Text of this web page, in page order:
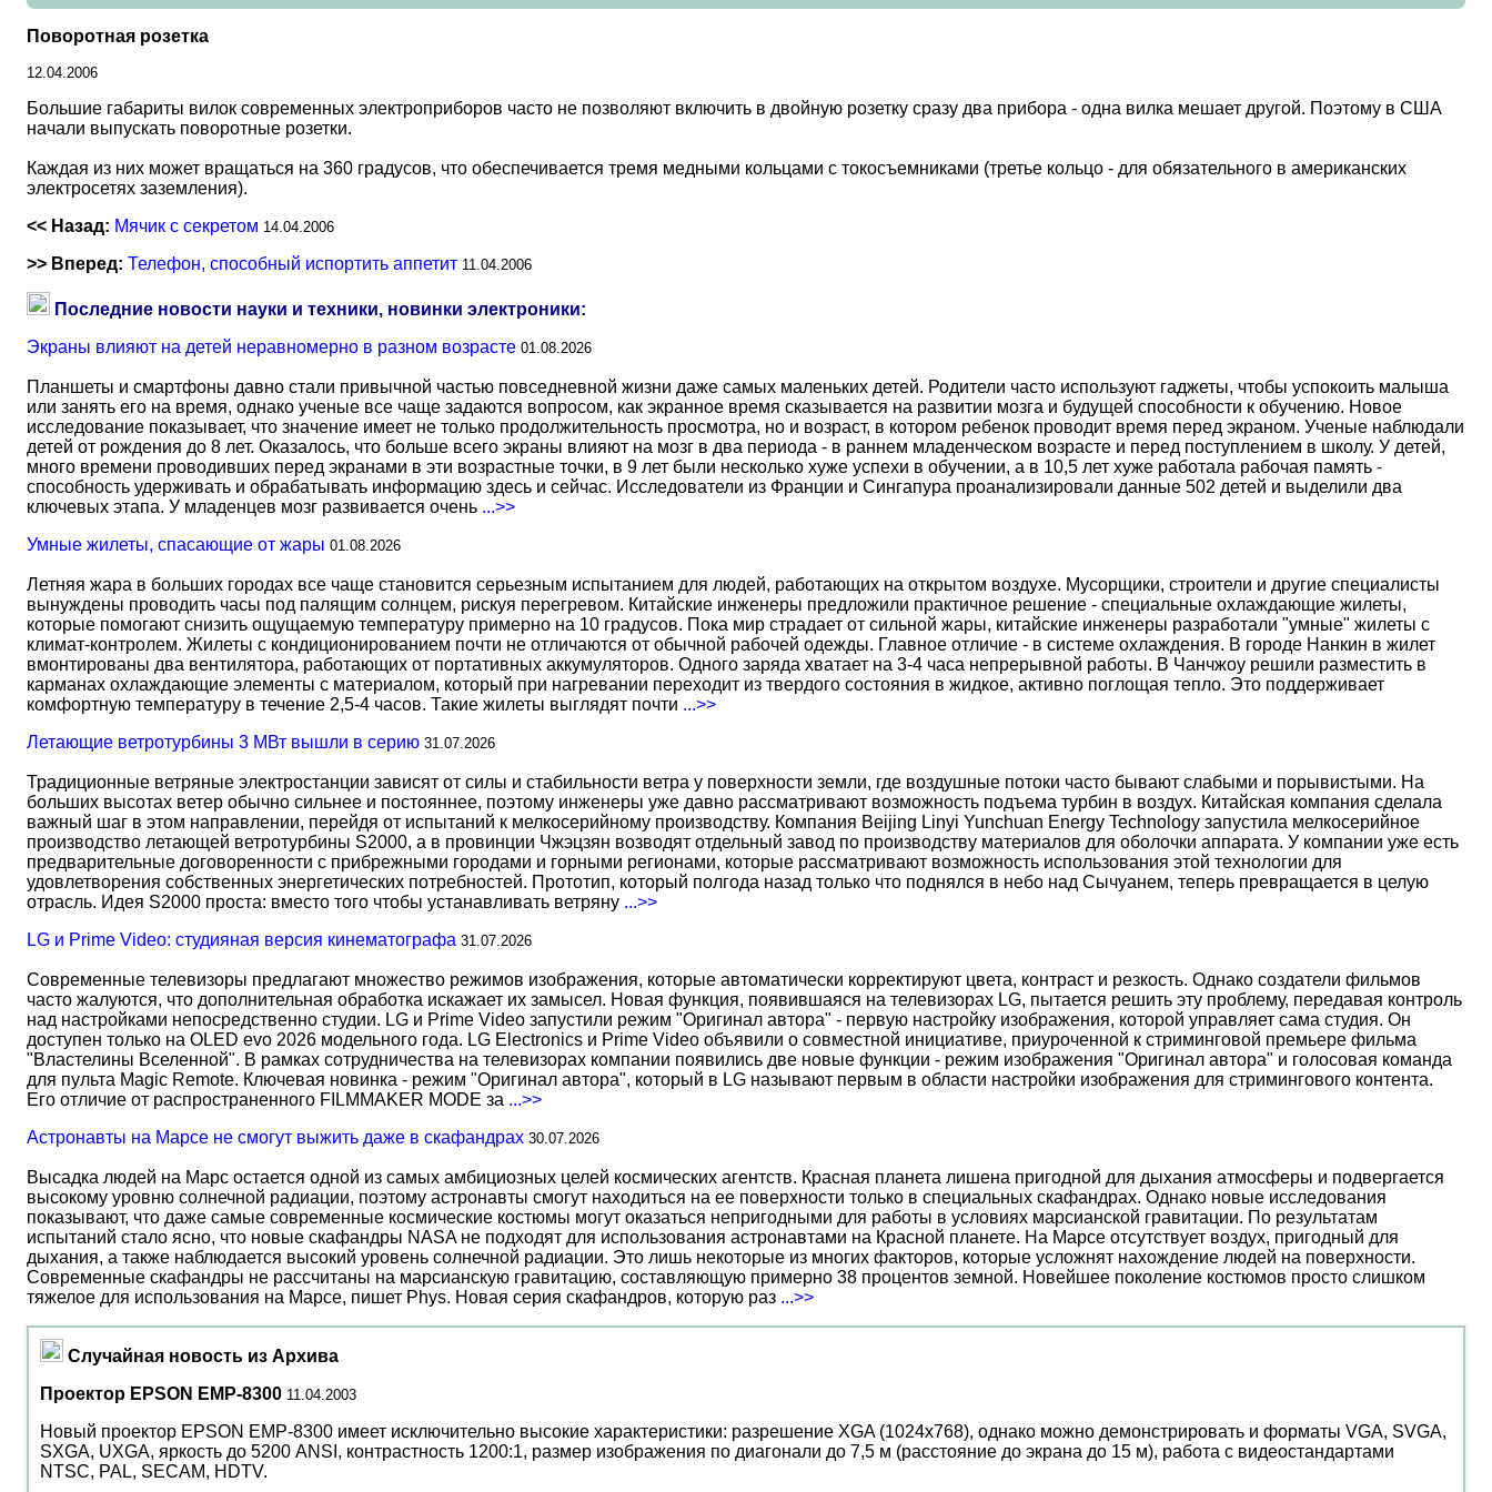
Поворотная розетка
12.04.2006
Большие габариты вилок современных электроприборов часто не позволяют включить в двойную розетку сразу два прибора - одна вилка мешает другой. Поэтому в США
начали выпускать поворотные розетки.
Каждая из них может вращаться на 360 градусов, что обеспечивается тремя медными кольцами с токосъемниками (третье кольцо - для обязательного в американских
электросетях заземления).
<< Назад: Мячик с секретом 14.04.2006
>> Вперед: Телефон, способный испортить аппетит 11.04.2006
Последние новости науки и техники, новинки электроники:
Экраны влияют на детей неравномерно в разном возрасте 01.08.2026
Планшеты и смартфоны давно стали привычной частью повседневной жизни даже самых маленьких детей. Родители часто используют гаджеты, чтобы успокоить малыша
или занять его на время, однако ученые все чаще задаются вопросом, как экранное время сказывается на развитии мозга и будущей способности к обучению. Новое
исследование показывает, что значение имеет не только продолжительность просмотра, но и возраст, в котором ребенок проводит время перед экраном. Ученые наблюдали
детей от рождения до 8 лет. Оказалось, что больше всего экраны влияют на мозг в два периода - в раннем младенческом возрасте и перед поступлением в школу. У детей,
много времени проводивших перед экранами в эти возрастные точки, в 9 лет были несколько хуже успехи в обучении, а в 10,5 лет хуже работала рабочая память -
способность удерживать и обрабатывать информацию здесь и сейчас. Исследователи из Франции и Сингапура проанализировали данные 502 детей и выделили два
ключевых этапа. У младенцев мозг развивается очень ...>>
Умные жилеты, спасающие от жары 01.08.2026
Летняя жара в больших городах все чаще становится серьезным испытанием для людей, работающих на открытом воздухе. Мусорщики, строители и другие специалисты
вынуждены проводить часы под палящим солнцем, рискуя перегревом. Китайские инженеры предложили практичное решение - специальные охлаждающие жилеты,
которые помогают снизить ощущаемую температуру примерно на 10 градусов. Пока мир страдает от сильной жары, китайские инженеры разработали "умные" жилеты с
климат-контролем. Жилеты с кондиционированием почти не отличаются от обычной рабочей одежды. Главное отличие - в системе охлаждения. В городе Нанкин в жилет
вмонтированы два вентилятора, работающих от портативных аккумуляторов. Одного заряда хватает на 3-4 часа непрерывной работы. В Чанчжоу решили разместить в
карманах охлаждающие элементы с материалом, который при нагревании переходит из твердого состояния в жидкое, активно поглощая тепло. Это поддерживает
комфортную температуру в течение 2,5-4 часов. Такие жилеты выглядят почти ...>>
Летающие ветротурбины 3 МВт вышли в серию 31.07.2026
Традиционные ветряные электростанции зависят от силы и стабильности ветра у поверхности земли, где воздушные потоки часто бывают слабыми и порывистыми. На
больших высотах ветер обычно сильнее и постояннее, поэтому инженеры уже давно рассматривают возможность подъема турбин в воздух. Китайская компания сделала
важный шаг в этом направлении, перейдя от испытаний к мелкосерийному производству. Компания Beijing Linyi Yunchuan Energy Technology запустила мелкосерийное
производство летающей ветротурбины S2000, а в провинции Чжэцзян возводят отдельный завод по производству материалов для оболочки аппарата. У компании уже есть
предварительные договоренности с прибрежными городами и горными регионами, которые рассматривают возможность использования этой технологии для
удовлетворения собственных энергетических потребностей. Прототип, который полгода назад только что поднялся в небо над Сычуанем, теперь превращается в целую
отрасль. Идея S2000 проста: вместо того чтобы устанавливать ветряну ...>>
LG и Prime Video: студияная версия кинематографа 31.07.2026
Современные телевизоры предлагают множество режимов изображения, которые автоматически корректируют цвета, контраст и резкость. Однако создатели фильмов
часто жалуются, что дополнительная обработка искажает их замысел. Новая функция, появившаяся на телевизорах LG, пытается решить эту проблему, передавая контроль
над настройками непосредственно студии. LG и Prime Video запустили режим "Оригинал автора" - первую настройку изображения, которой управляет сама студия. Он
доступен только на OLED evo 2026 модельного года. LG Electronics и Prime Video объявили о совместной инициативе, приуроченной к стриминговой премьере фильма
"Властелины Вселенной". В рамках сотрудничества на телевизорах компании появились две новые функции - режим изображения "Оригинал автора" и голосовая команда
для пульта Magic Remote. Ключевая новинка - режим "Оригинал автора", который в LG называют первым в области настройки изображения для стримингового контента.
Его отличие от распространенного FILMMAKER MODE за ...>>
Астронавты на Марсе не смогут выжить даже в скафандрах 30.07.2026
Высадка людей на Марс остается одной из самых амбициозных целей космических агентств. Красная планета лишена пригодной для дыхания атмосферы и подвергается
высокому уровню солнечной радиации, поэтому астронавты смогут находиться на ее поверхности только в специальных скафандрах. Однако новые исследования
показывают, что даже самые современные космические костюмы могут оказаться непригодными для работы в условиях марсианской гравитации. По результатам
испытаний стало ясно, что новые скафандры NASA не подходят для использования астронавтами на Красной планете. На Марсе отсутствует воздух, пригодный для
дыхания, а также наблюдается высокий уровень солнечной радиации. Это лишь некоторые из многих факторов, которые усложнят нахождение людей на поверхности.
Современные скафандры не рассчитаны на марсианскую гравитацию, составляющую примерно 38 процентов земной. Новейшее поколение костюмов просто слишком
тяжелое для использования на Марсе, пишет Phys. Новая серия скафандров, которую раз ...>>
Случайная новость из Архива
Проектор EPSON EMP-8300 11.04.2003
Новый проектор EPSON EMP-8300 имеет исключительно высокие характеристики: разрешение XGA (1024x768), однако можно демонстрировать и форматы VGA, SVGA,
SXGA, UXGA, яркость до 5200 ANSI, контрастность 1200:1, размер изображения по диагонали до 7,5 м (расстояние до экрана до 15 м), работа с видеостандартами
NTSC, PAL, SECAM, HDTV.